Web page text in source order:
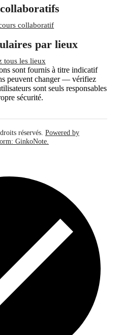
collaboratif
par lieux
tous les lieux
sont fournis à titre indicatif
peuvent changer — vérifiez
sont seuls responsables
sécurité.
réservés. Powered by
GinkoNote.